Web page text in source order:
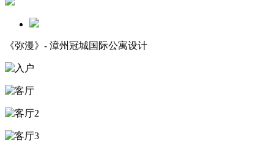
《弥漫》- 漳州冠城国际公寓设计